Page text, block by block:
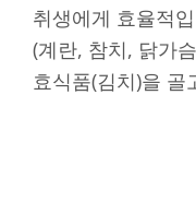
취생에게 효율적
(계란, 참치, 닭가
효식품(김치)을